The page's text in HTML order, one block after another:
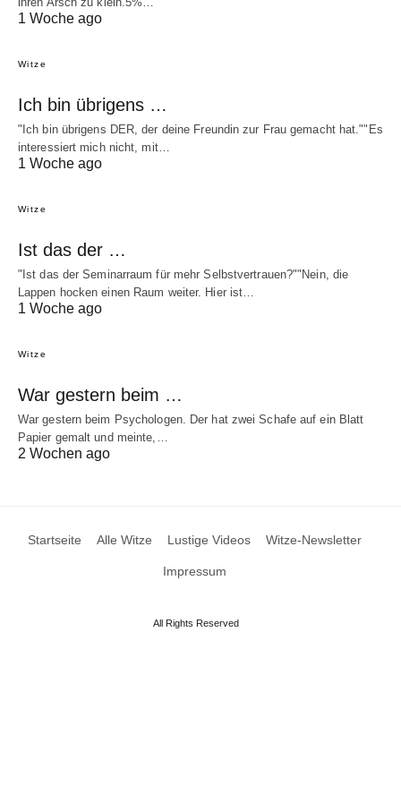
1 Woche ago
Witze
Ich bin übrigens …
"Ich bin übrigens DER, der deine Freundin zur Frau gemacht hat.""Es
interessiert mich nicht, mit…
1 Woche ago
Witze
Ist das der …
"Ist das der Seminarraum für mehr Selbstvertrauen?""Nein, die
Lappen hocken einen Raum weiter. Hier ist…
1 Woche ago
Witze
War gestern beim …
War gestern beim Psychologen. Der hat zwei Schafe auf ein Blatt
Papier gemalt und meinte,…
2 Wochen ago
Startseite Alle Witze Lustige Videos Witze-Newsletter
Impressum
All Rights Reserved